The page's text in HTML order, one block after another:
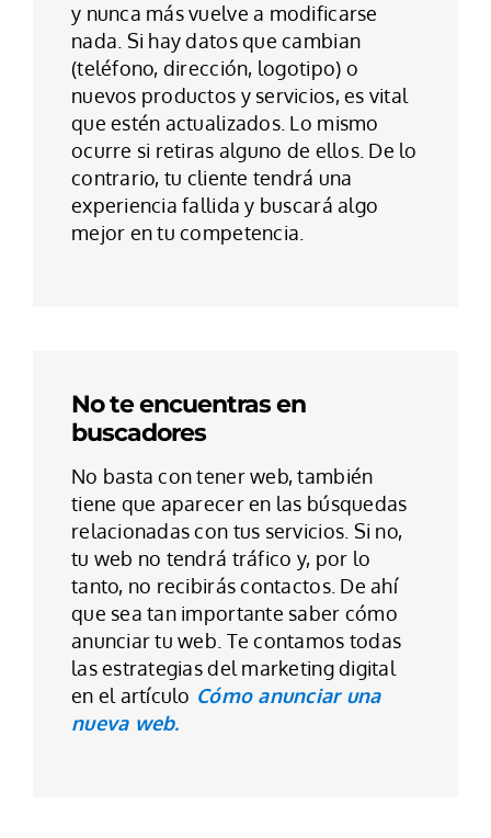
y nunca más vuelve a modificarse
nada. Si hay datos que cambian
(teléfono, dirección, logotipo) o
nuevos productos y servicios, es vital
que estén actualizados. Lo mismo
ocurre si retiras alguno de ellos. De lo
contrario, tu cliente tendrá una
experiencia fallida y buscará algo
mejor en tu competencia.
No te encuentras en
buscadores
No basta con tener web, también
tiene que aparecer en las búsquedas
relacionadas con tus servicios. Si no,
tu web no tendrá tráfico y, por lo
tanto, no recibirás contactos. De ahí
que sea tan importante saber cómo
anunciar tu web. Te contamos todas
las estrategias del marketing digital
en el artículo Cómo anunciar una
nueva web.